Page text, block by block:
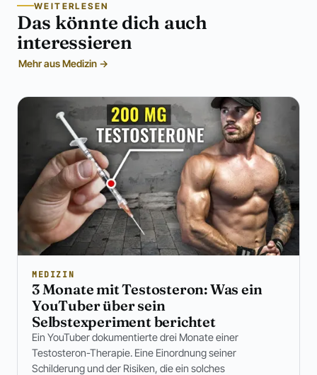
WEITERLESEN
Das könnte dich auch
interessieren
Mehr aus Medizin →
MEDIZIN
3 Monate mit Testosteron: Was ein
YouTuber über sein
Selbstexperiment berichtet
Ein YouTuber dokumentierte drei Monate einer
Testosteron-Therapie. Eine Einordnung seiner
Schilderung und der Risiken, die ein solches